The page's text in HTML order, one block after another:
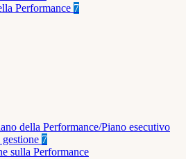
Performance 7
della Performance/Piano esecutivo
gestione 7
sulla Performance